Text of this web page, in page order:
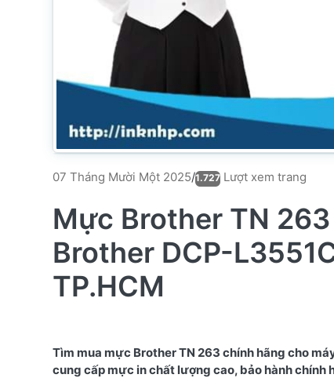
07 Tháng Mười Một 2025/1.727 Lượt xem trang
Mực Brother TN
Brother DCP-
TP.HCM
Tìm mua mực Brother TN 263 chính hãng cho
cung cấp mực in chất lượng cao, bảo hành chính